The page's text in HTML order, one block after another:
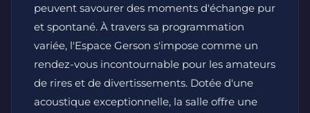
peuvent savourer des moments d'échange pur
et spontané. À travers sa programmation
variée, l'Espace Gerson s'impose comme un
rendez-vous incontournable pour les amateurs
de rires et de divertissements. Dotée d'une
acoustique exceptionnelle, la salle offre une